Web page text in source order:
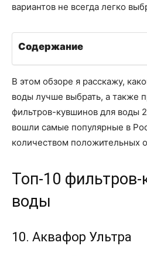
вариантов не всегда легко
Содержание
В этом обзоре я расскажу,
воды лучше выбрать, а также
фильтров-кувшинов для воды
вошли самые популярные в
количеством положительных
Топ-10
воды
10. Аквафор Ультра